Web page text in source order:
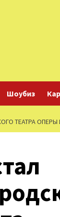
Шоубиз
ТЕАТРА ОПЕРЫ